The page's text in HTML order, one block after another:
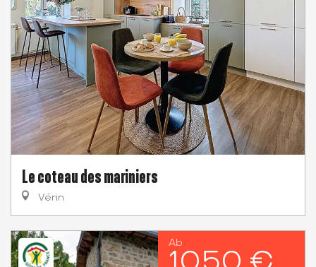
Le coteau des mariniers
Vérin
Ab